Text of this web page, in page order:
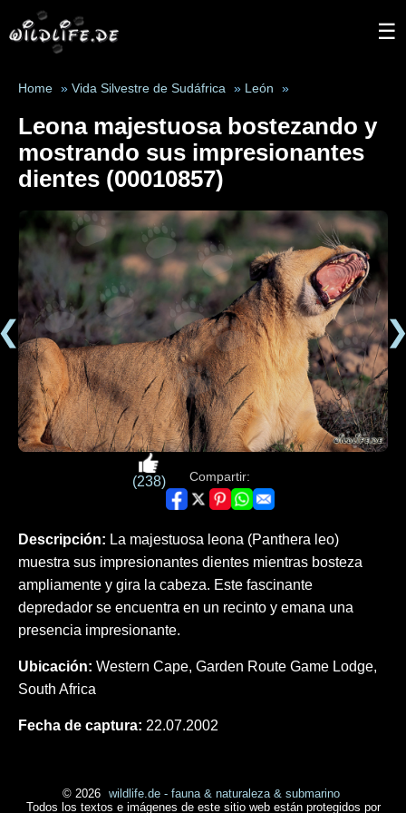
☰
Home » Vida Silvestre de Sudáfrica » León »
Leona majestuosa bostezando y
mostrando sus impresionantes
dientes (00010857)
(238) Compartir:
Descripción: La majestuosa leona (Panthera leo)
muestra sus impresionantes dientes mientras bosteza
ampliamente y gira la cabeza. Este fascinante
depredador se encuentra en un recinto y emana una
presencia impresionante.
Ubicación: Western Cape, Garden Route Game Lodge,
South Africa
Fecha de captura: 22.07.2002
© 2026 wildlife.de - fauna & naturaleza & submarino
Todos los textos e imágenes de este sitio web están protegidos por